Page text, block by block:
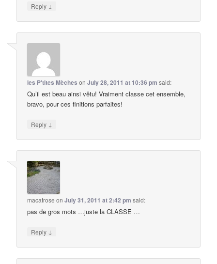
Reply ↓
les P'tites Mèches onJuly 28, 2011 at 10:36 pm said:
Qu’il est beau ainsi vêtu! Vraiment classe cet ensemble,
bravo, pour ces finitions parfaites!
Reply ↓
macatrose onJuly 31, 2011 at 2:42 pm said:
pas de gros mots …juste la CLASSE …
Reply ↓